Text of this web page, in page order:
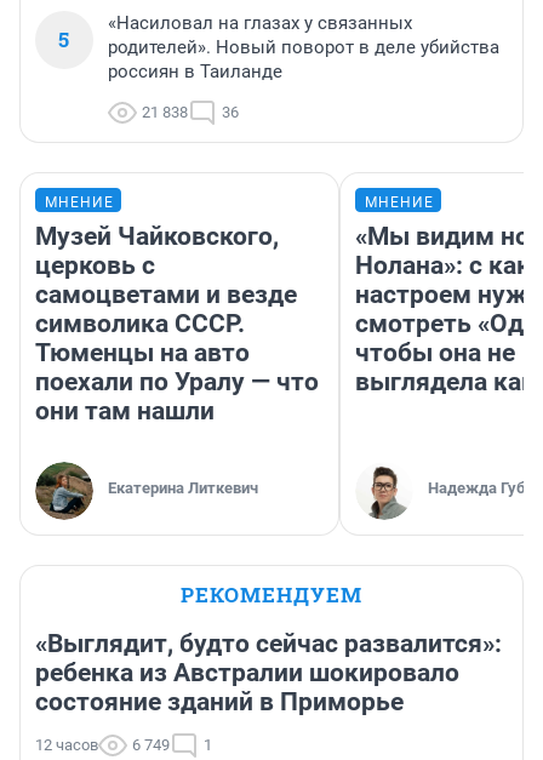
5
«Насиловал на глазах у связанных
родителей». Новый поворот в деле убийства
россиян в Таиланде
21 838 36
МНЕНИЕ
Музей Чайковского,
церковь с
самоцветами и везде
символика СССР.
Тюменцы на авто
поехали по Уралу — что
они там нашли
Екатерина Литкевич
МНЕНИЕ
«Мы видим
Нолана»: с
настроем
смотреть
чтобы она не
выглядела как
Надежда
РЕКОМЕНДУЕМ
«Выглядит, будто сейчас развалится»:
ребенка из Австралии шокировало
состояние зданий в Приморье
12 часов 6 749 1